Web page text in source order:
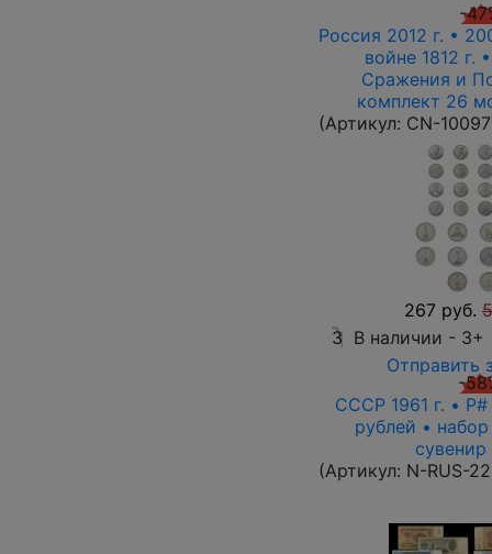
-
Россия 2012 г. •
войне 1812 г.
Сражения и
комплект 26
(Артикул: CN-10097
267 руб.
3 В наличии - 3+
Отправить
-
СССР 1961 г. •
рублей •
(Артикул: N-RUS-